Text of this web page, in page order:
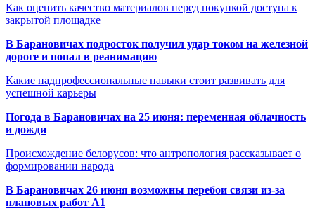
Как оценить качество материалов перед покупкой доступа к
закрытой площадке
В Барановичах подросток получил удар током на железной
дороге и попал в реанимацию
Какие надпрофессиональные навыки стоит развивать для
успешной карьеры
Погода в Барановичах на 25 июня: переменная облачность
и дожди
Происхождение белорусов: что антропология рассказывает о
формировании народа
В Барановичах 26 июня возможны перебои связи из-за
плановых работ A1